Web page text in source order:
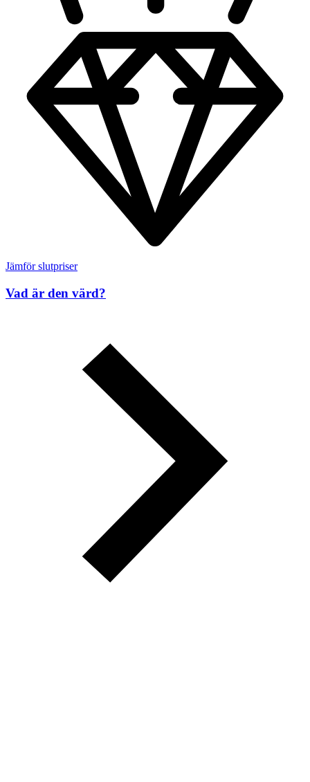
Jämför slutpriser
Vad är den värd?